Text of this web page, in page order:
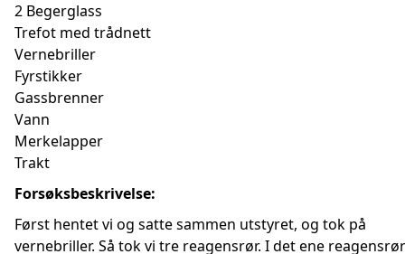
2 Begerglass
Trefot med trådnett
Vernebriller
Fyrstikker
Gassbrenner
Vann
Merkelapper
Trakt
Forsøksbeskrivelse:
Først hentet vi og satte sammen utstyret, og tok på
vernebriller. Så tok vi tre reagensrør. I det ene